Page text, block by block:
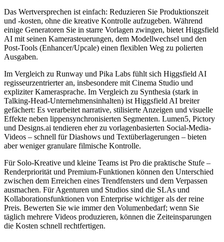
Das Wertversprechen ist einfach: Reduzieren Sie Produktionszeit
und -kosten, ohne die kreative Kontrolle aufzugeben. Während
einige Generatoren Sie in starre Vorlagen zwingen, bietet Higgsfield
AI mit seinen Kamerasteuerungen, dem Modellwechsel und den
Post-Tools (Enhancer/Upcale) einen flexiblen Weg zu polierten
Ausgaben.
Im Vergleich zu Runway und Pika Labs fühlt sich Higgsfield AI
regisseurzentrierter an, insbesondere mit Cinema Studio und
expliziter Kamerasprache. Im Vergleich zu Synthesia (stark in
Talking-Head-Unternehmensinhalten) ist Higgsfield AI breiter
gefächert: Es verarbeitet narrative, stilisierte Anzeigen und visuelle
Effekte neben lippensynchronisierten Segmenten. Lumen5, Pictory
und Designs.ai tendieren eher zu vorlagenbasierten Social-Media-
Videos – schnell für Diashows und Textüberlagerungen – bieten
aber weniger granulare filmische Kontrolle.
Für Solo-Kreative und kleine Teams ist Pro die praktische Stufe –
Renderpriorität und Premium-Funktionen können den Unterschied
zwischen dem Erreichen eines Trendfensters und dem Verpassen
ausmachen. Für Agenturen und Studios sind die SLAs und
Kollaborationsfunktionen von Enterprise wichtiger als der reine
Preis. Bewerten Sie wie immer den Volumenbedarf; wenn Sie
täglich mehrere Videos produzieren, können die Zeiteinsparungen
die Kosten schnell rechtfertigen.